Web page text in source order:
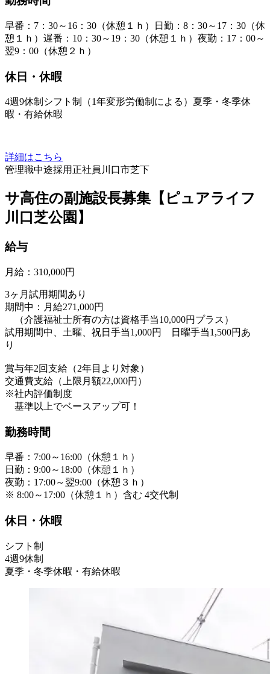
早番：7：30～16：30（休憩１ｈ）日勤：8：30～17：30（休
憩１ｈ）遅番：10：30～19：30（休憩１ｈ）夜勤：17：00～
翌9：00（休憩２ｈ）
休日・休暇
4週9休制シフト制（1年変形労働制による）夏季・冬季休
暇・有給休暇
詳細はこちら
管理職中途採用 正社員 川口市芝下
サ高住の副施設長募集【ピュアライフ
川口芝公園】
給与
月給：310,000円
3ヶ月試用期間あり
期間中：月給271,000円
（介護福祉士所有の方は資格手当10,000円プラス）
試用期間中、土曜、祝日手当1,000円 日曜手当1,500円あ
り
賞与年2回支給（2年目より対象）
交通費支給（上限月額22,000円）
※社内評価制度
基準以上でベースアップ可！
勤務時間
早番：7:00～16:00（休憩１ｈ）
日勤：9:00～18:00（休憩１ｈ）
夜勤：17:00～翌9:00（休憩３ｈ）
※ 8:00～17:00（休憩１ｈ）含む 4交代制
休日・休暇
シフト制
4週9休制
夏季・冬季休暇・有給休暇